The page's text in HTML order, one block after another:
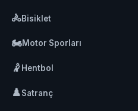
🚴Bisiklet
🏍️Motor Sporları
🤾 Hentbol
♟️Satranç